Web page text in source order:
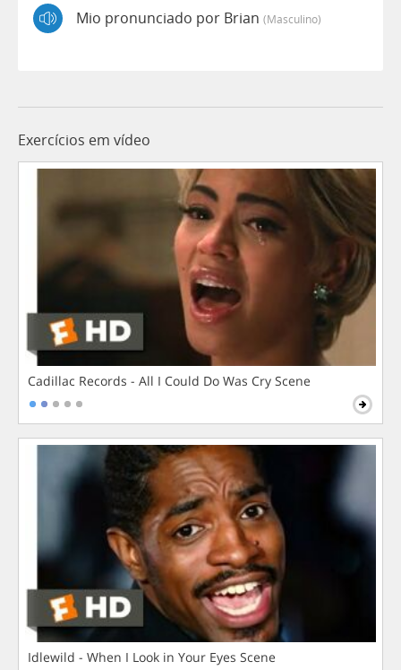
Mio pronunciado por Brian (masculino)
Exercícios em vídeo
Cadillac Records - All I Could Do Was Cry Scene
Idlewild - When I Look in Your Eyes Scene